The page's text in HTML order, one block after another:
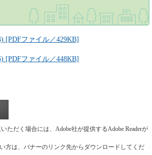
[PDFファイル／429KB]
[PDFファイル／448KB]
ただく場合には、Adobe社が提供するAdobe Readerが
方は、バナーのリンク先からダウンロードしてくだ